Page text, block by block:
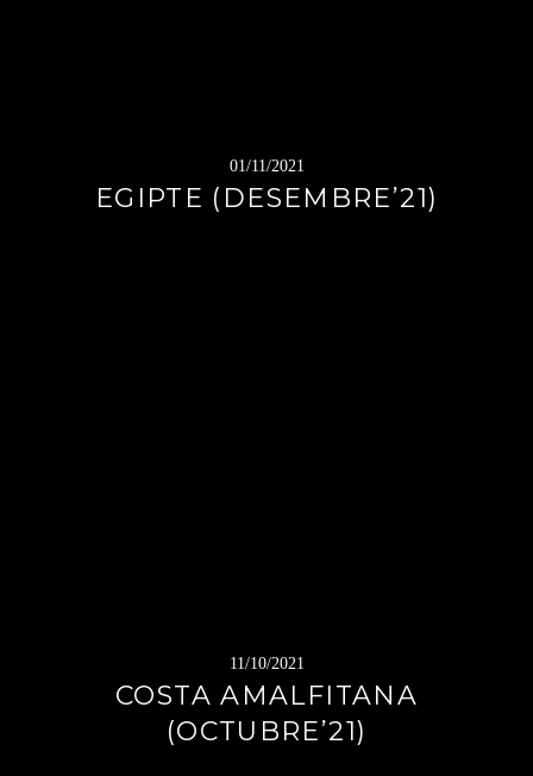
01/11/2021
EGIPTE (DESEMBRE’21)
11/10/2021
COSTA AMALFITANA
(OCTUBRE’21)